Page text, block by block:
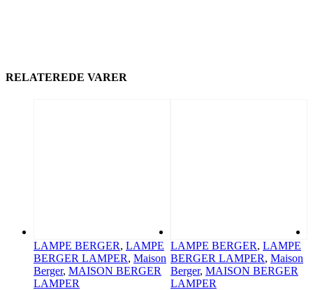
RELATEREDE VARER
LAMPE BERGER, LAMPE
BERGER LAMPER, Maison
Berger, MAISON BERGER
LAMPER
LAMPE BERGER, LAMPE
BERGER LAMPER, Maison
Berger, MAISON BERGER
LAMPER